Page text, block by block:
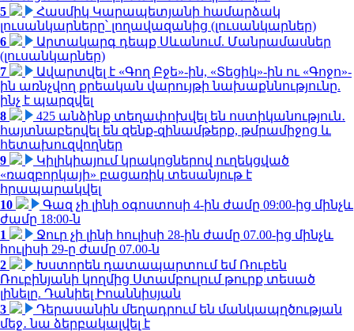
5
Հասմիկ Կարապետյանի համարձակ
լուսանկարները՝ լողավազանից (լուսանկարներ)
6
Արտակարգ դեպք Սևանում. Մանրամասներ
(լուսանկարներ)
7
Ավարտվել է «Գող Բջե»-ին, «Տեցիկ»-ին ու «Գոջո»-
ին առնչվող քրեական վարույթի նախաքննությունը.
ինչ է պարզվել
8
425 անձինք տեղափոխվել են ոստիկանություն․
հայտնաբերվել են զենք-զինամթերք, թմրամիջոց և
հետախուզվողներ
9
Կիլիկիայում կրակոցներով ուղեկցված
«ռազբորկայի» բացառիկ տեսանյութ է
հրապարակվել
10
Գազ չի լինի օգոստոսի 4-ին ժամը 09:00-ից մինչև
ժամը 18:00-ն
1
Ջուր չի լինի հուլիսի 28-ին ժամը 07.00-ից մինչև
հուլիսի 29-ը ժամը 07.00-ն
2
Խստորեն դատապարտում եմ Ռուբեն
Ռուբինյանի կողմից Ստամբուլում թուրք տեսած
լինելը. Դանիել Իոաննիսյան
3
Դերասանին մեղադրում են մանկապղծության
մեջ․ նա ձերբակալվել է